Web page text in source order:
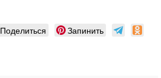
Поделиться Запинить